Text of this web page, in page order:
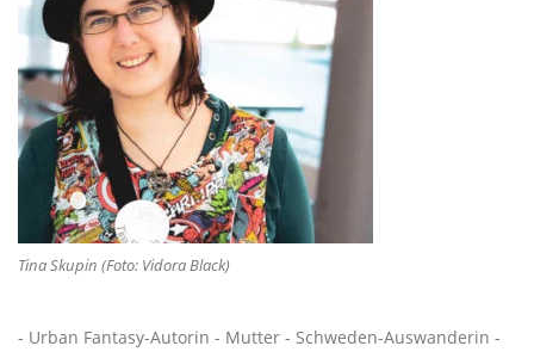
Tina Skupin (Foto: Vidora Black)
- Urban Fantasy-Autorin - Mutter - Schweden-Auswanderin -